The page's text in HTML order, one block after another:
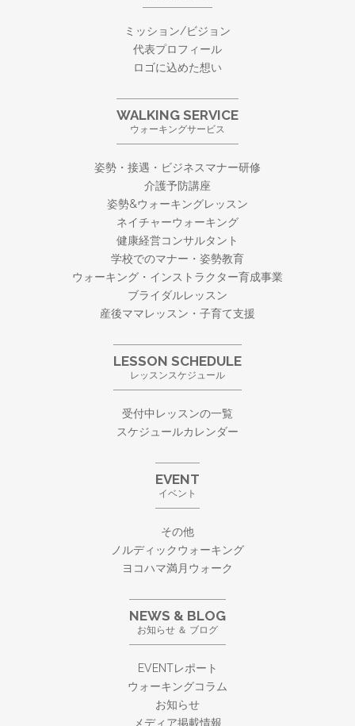
ミッション/ビジョン
代表プロフィール
ロゴに込めた想い
WALKING SERVICE
ウォーキングサービス
姿勢・接遇・ビジネスマナー研修
介護予防講座
姿勢&ウォーキングレッスン
ネイチャーウォーキング
健康経営コンサルタント
学校でのマナー・姿勢教育
ウォーキング・ インストラクター育成事業
ブライダルレッスン
産後ママレッスン・子育て支援
LESSON SCHEDULE
レッスンスケジュール
受付中レッスンの一覧
スケジュールカレンダー
EVENT
イベント
その他
ノルディックウォーキング
ヨコハマ満月ウォーク
NEWS & BLOG
お知らせ ＆ ブログ
EVENTレポート
ウォーキングコラム
お知らせ
メディア掲載情報